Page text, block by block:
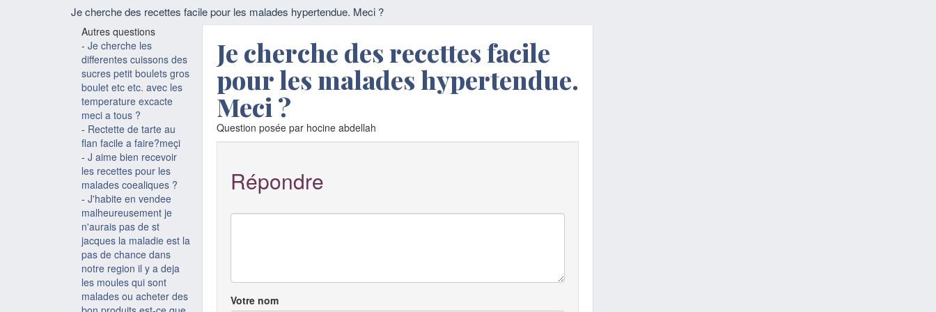
Je cherche des recettes facile pour les malades hypertendue. Meci ?
Je cherche des recettes facile
pour les malades hypertendue.
Meci ?
Question posée par hocine abdellah
Répondre
Votre nom
Autres questions
- Je cherche les
differentes cuissons des
sucres petit boulets gros
boulet etc etc. avec les
temperature excacte
meci a tous ?
- Rectette de tarte au
flan facile a faire?meçi
- J aime bien recevoir
les recettes pour les
malades coealiques ?
- J'habite en vendee
malheureusement je
n'aurais pas de st
jacques la maladie est la
pas de chance dans
notre region il y a deja
les moules qui sont
malades ou acheter des